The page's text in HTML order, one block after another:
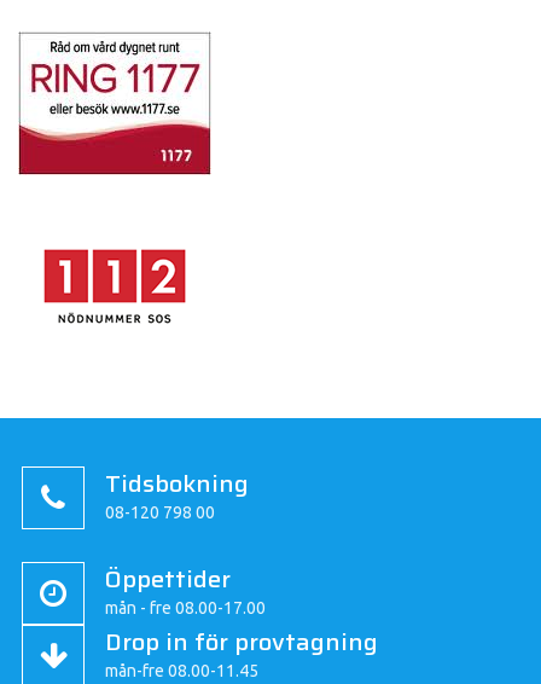
Tidsbokning
08-120 798 00
Öppettider
mån - fre 08.00-17.00
Drop in för provtagning
mån-fre 08.00-11.45